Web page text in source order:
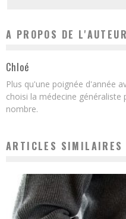
A PROPOS DE L'AUTEUR
Chloé
Plus qu'une poignée d'année
choisi la médecine
nombre.
ARTICLES SIMILAIRES